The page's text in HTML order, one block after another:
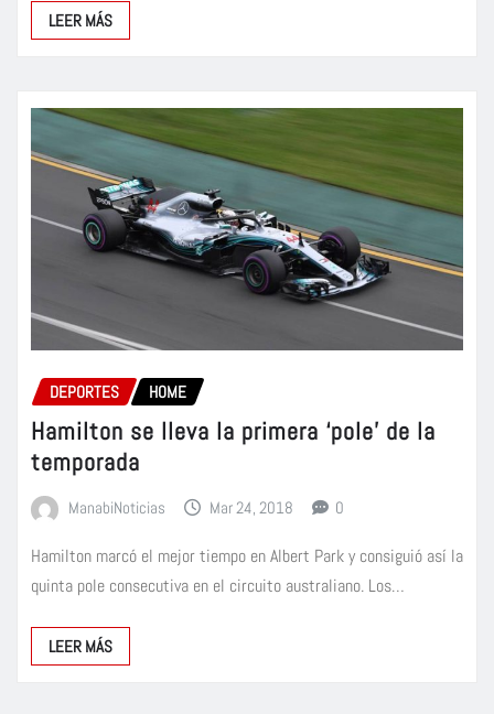
LEER MÁS
DEPORTES HOME
Hamilton se lleva la primera ‘pole’ de la
temporada
ManabiNoticias Mar 24, 2018 0
Hamilton marcó el mejor tiempo en Albert Park y consiguió así la
quinta pole consecutiva en el circuito australiano. Los…
LEER MÁS